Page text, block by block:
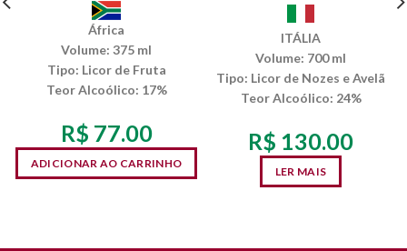
África
Volume: 375 ml
Tipo: Licor de Fruta
Teor Alcoólico: 17%
R$ 77.00
ADICIONAR AO CARRINHO
ITÁLIA
Volume: 700 ml
Tipo: Licor de Nozes e Avelã
Teor Alcoólico: 24%
R$ 130.00
LER MAIS